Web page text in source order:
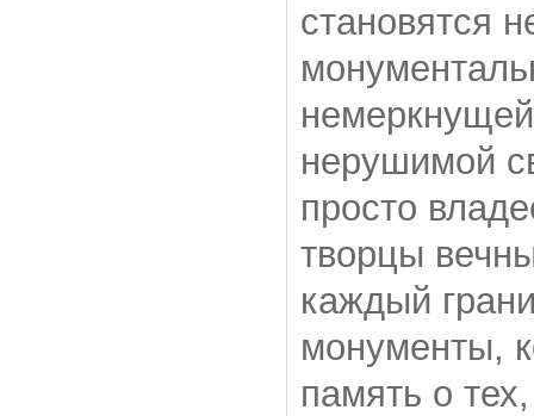
становятся
нерушимой
просто
творцы
каждый
монументы,
память о